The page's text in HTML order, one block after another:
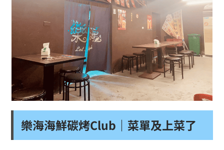
樂海海鮮碳烤Club｜菜單及上菜了